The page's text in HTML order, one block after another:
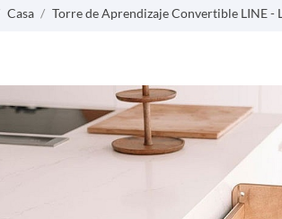
Casa Torre de Aprendizaje Convertible LINE -